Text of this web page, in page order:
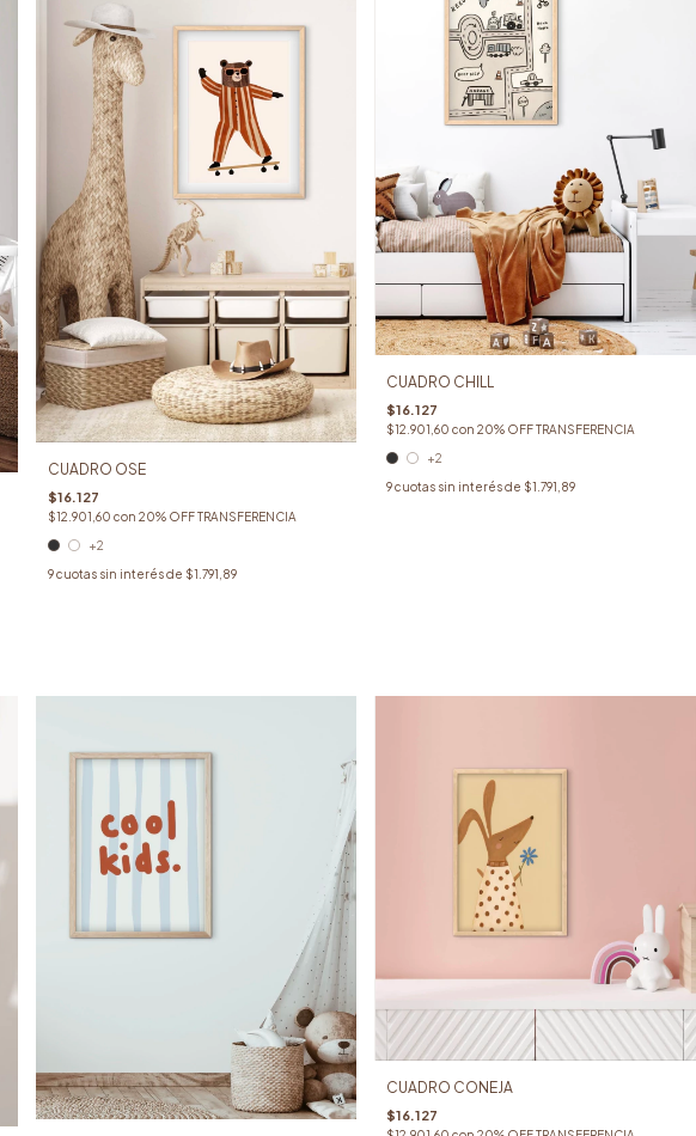
CUADRO OSE
$16.127
$12.901,60 con 20% OFF TRANSFERENCIA
+2
9 cuotas sin interés de $1.791,89
CUADRO CHILL
$16.127
$12.901,60con 20% OFF TRANSFERENCIA
+2
9cuotas sin interés de $1.791,89
CUADRO CONEJA
$16.127